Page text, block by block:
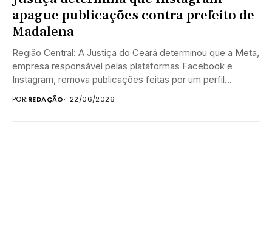
apague publicações contra prefeito de
Madalena
Região Central: A Justiça do Ceará determinou que a Meta,
empresa responsável pelas plataformas Facebook e
Instagram, remova publicações feitas por um perfil...
POR:REDAÇÃO 22/06/2026